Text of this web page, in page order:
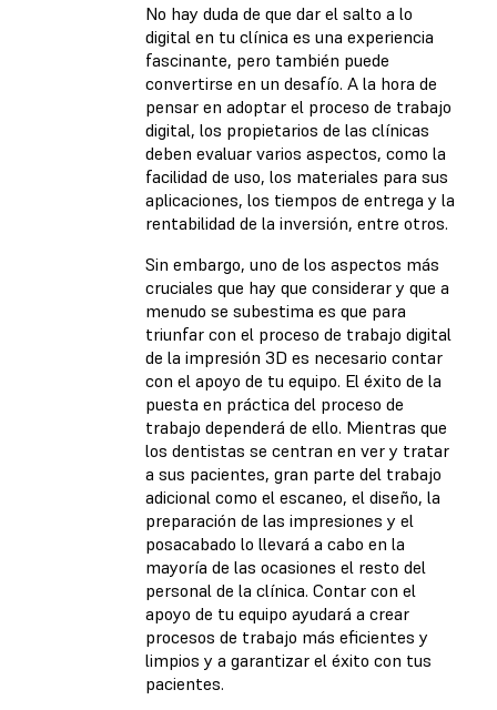
No hay duda de que dar el salto a lo
digital en tu clínica es una experiencia
fascinante, pero también puede
convertirse en un desafío. A la hora de
pensar en adoptar el proceso de trabajo
digital, los propietarios de las clínicas
deben evaluar varios aspectos, como la
facilidad de uso, los materiales para sus
aplicaciones, los tiempos de entrega y la
rentabilidad de la inversión, entre otros.
Sin embargo, uno de los aspectos más
cruciales que hay que considerar y que a
menudo se subestima es que para
triunfar con el proceso de trabajo digital
de la impresión 3D es necesario contar
con el apoyo de tu equipo. El éxito de la
puesta en práctica del proceso de
trabajo dependerá de ello. Mientras que
los dentistas se centran en ver y tratar
a sus pacientes, gran parte del trabajo
adicional como el escaneo, el diseño, la
preparación de las impresiones y el
posacabado lo llevará a cabo en la
mayoría de las ocasiones el resto del
personal de la clínica. Contar con el
apoyo de tu equipo ayudará a crear
procesos de trabajo más eficientes y
limpios y a garantizar el éxito con tus
pacientes.